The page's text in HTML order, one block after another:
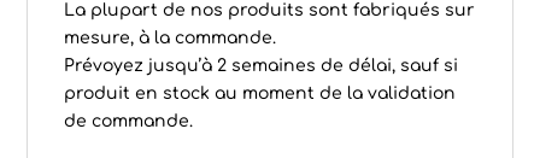
La plupart de nos produits sont fabriqués sur
mesure, à la commande.
Prévoyez jusqu’à 2 semaines de délai, sauf si
produit en stock au moment de la validation
de commande.